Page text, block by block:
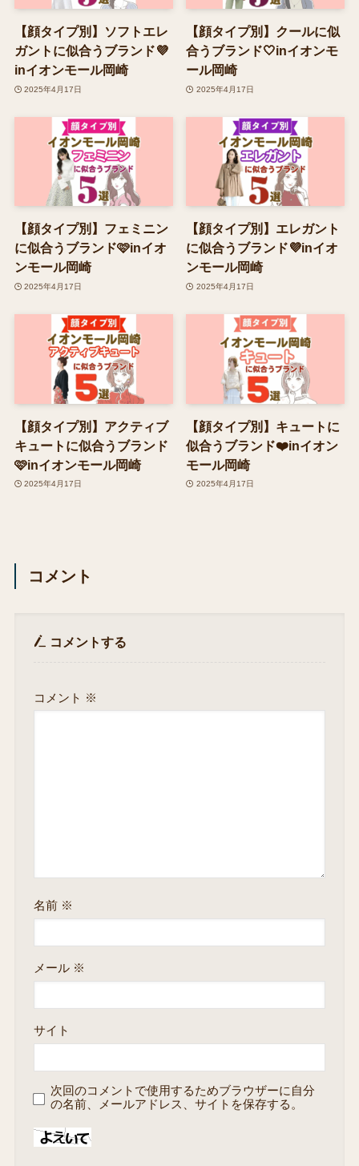
【顔タイプ別】ソフトエレ
ガントに似合うブランド💜
inイオンモール岡崎
2025年4月17日
【顔タイプ別】クールに似
合うブランド🤍inイオンモ
ール岡崎
2025年4月17日
【顔タイプ別】フェミニン
に似合うブランド🩷inイオ
ンモール岡崎
2025年4月17日
【顔タイプ別】エレガント
に似合うブランド💜inイオ
ンモール岡崎
2025年4月17日
【顔タイプ別】アクティブ
キュートに似合うブランド
🩷inイオンモール岡崎
2025年4月17日
【顔タイプ別】キュートに
似合うブランド❤️inイオン
モール岡崎
2025年4月17日
コメント
コメントする
コメント ※
名前 ※
メール ※
サイト
次回のコメントで使用するためブラウザーに自分
の名前、メールアドレス、サイトを保存する。